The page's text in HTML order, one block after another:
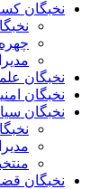
نخبگان
نخبگان
نخبگان
نخبگان
نخبگان